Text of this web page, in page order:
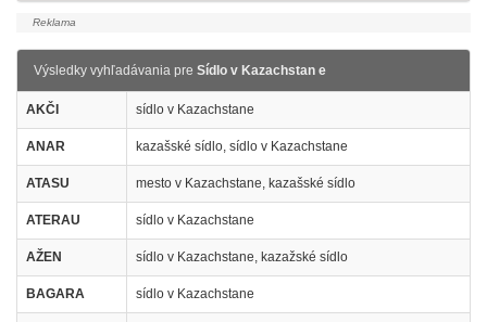
Výsledky vyhľadávania pre Sídlo v Kazachstan e
AKČI sídlo v Kazachstane
ANAR kazašské sídlo, sídlo v Kazachstane
ATASU mesto v Kazachstane, kazašské sídlo
ATERAU sídlo v Kazachstane
AŽEN sídlo v Kazachstane, kazažské sídlo
BAGARA sídlo v Kazachstane